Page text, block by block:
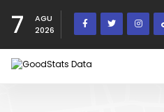
7
AGU
2026